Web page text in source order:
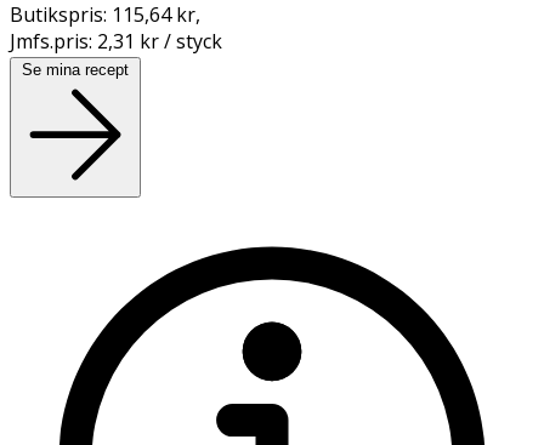
Butikspris: 115,64 kr,
Jmfs.pris: 2,31 kr / styck
Se mina recept